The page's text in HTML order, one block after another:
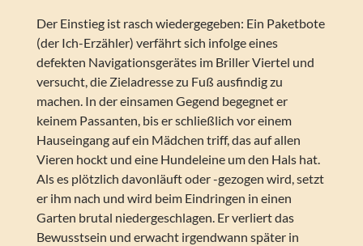
Der Einstieg ist rasch wiedergegeben: Ein Paketbote
(der Ich-Erzähler) verfährt sich infolge eines
defekten Navigationsgerätes im Briller Viertel und
versucht, die Zieladresse zu Fuß ausfindig zu
machen. In der einsamen Gegend begegnet er
keinem Passanten, bis er schließlich vor einem
Hauseingang auf ein Mädchen triff, das auf allen
Vieren hockt und eine Hundeleine um den Hals hat.
Als es plötzlich davonläuft oder -gezogen wird, setzt
er ihm nach und wird beim Eindringen in einen
Garten brutal niedergeschlagen. Er verliert das
Bewusstsein und erwacht irgendwann später in